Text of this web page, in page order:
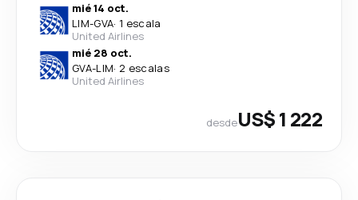
mié 14 oct.
LIM-GVA· 1 escala
United Airlines
mié 28 oct.
GVA-LIM· 2 escalas
United Airlines
desdeUS$ 1 222